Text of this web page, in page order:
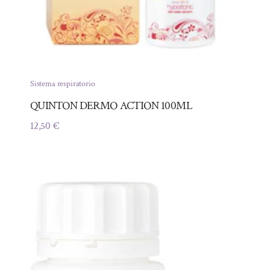
Sistema respiratorio
QUINTON DERMO ACTION 100ML
12,50 €